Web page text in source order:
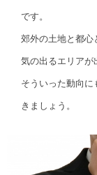
です。
郊外の土地と都心
気の出るエリアが
そういった動向
きましょう。